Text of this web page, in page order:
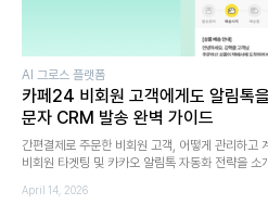
AI 그로스 플랫폼
카페24 비회원 고객에게도 알림톡
문자 CRM 발송 완벽 가이드
간편결제로 주문한 비회원 고객, 어떻게 관리하고
비회원 타겟팅 및 카카오 알림톡 자동화 전략을 소
April 14, 2026